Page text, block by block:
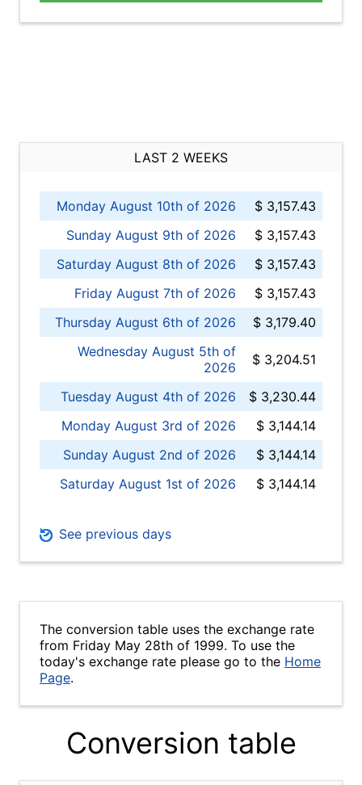
LAST 2 WEEKS
Monday August 10th of 2026
$ 3,157.43
Sunday August 9th of 2026
$ 3,157.43
Saturday August 8th of 2026
$ 3,157.43
Friday August 7th of 2026
$ 3,157.43
Thursday August 6th of 2026
$ 3,179.40
Wednesday August 5th of
2026
$ 3,204.51
Tuesday August 4th of 2026
$ 3,230.44
Monday August 3rd of 2026
$ 3,144.14
Sunday August 2nd of 2026
$ 3,144.14
Saturday August 1st of 2026
$ 3,144.14
See previous days
The conversion table uses the exchange rate
from Friday May 28th of 1999. To use the
today's exchange rate please go to the Home
Page.
Conversion table